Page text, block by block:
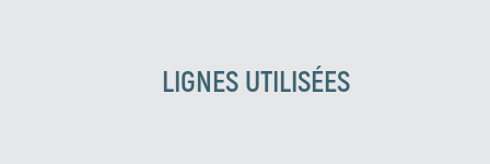
LIGNES UTILISÉES